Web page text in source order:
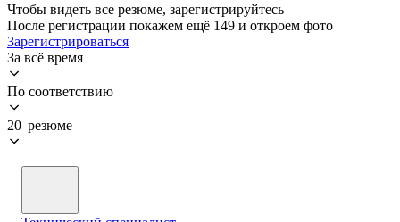
Чтобы видеть все резюме, зарегистрируйтесь
После регистрации покажем ещё 149 и откроем фото
Зарегистрироваться
За всё время
По соответствию
20 резюме